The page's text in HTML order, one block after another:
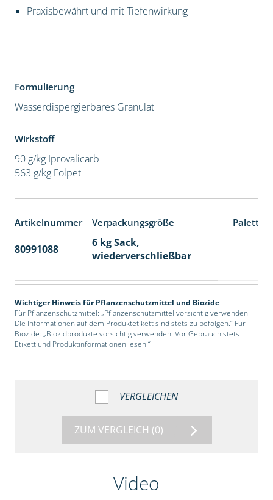
Praxisbewährt und mit Tiefenwirkung
Formulierung
Wasserdispergierbares Granulat
Wirkstoff
90 g/kg Iprovalicarb
563 g/kg Folpet
Artikelnummer Verpackungsgröße
80991088
6 kg Sack,
wiederverschließbar
Wichtiger Hinweis für Pflanzenschutzmittel und Biozide
Für Pflanzenschutzmittel: „Pflanzenschutzmittel vorsichtig verwenden.
Die Informationen auf dem Produktetikett sind stets zu befolgen.“ Für
Biozide: „Biozidprodukte vorsichtig verwenden. Vor Gebrauch stets
Etikett und Produktinformationen lesen.“
VERGLEICHEN
ZUM VERGLEICH (0)
Video